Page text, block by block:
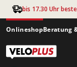
Zum Hauptinhalt
bis 17.30 Uhr
OnlineshopBeratung